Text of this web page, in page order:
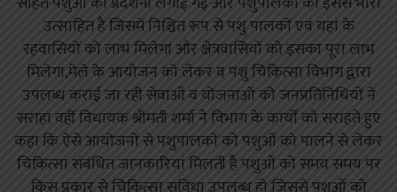
उत्साहित है जिसमें निश्चित रूप से पशु पालकों एवं यहां के
रहवासियों को लाभ मिलेगा और क्षेत्रवासियों को इसका पूरा लाभ
मिलेगा,मेले के आयोजन को लेकर व पशु चिकित्सा विभाग द्वारा
उपलब्ध कराई जा रही सेवाओं व योजनाओं को जनप्रतिनिधियों ने
सराहा वहीं विधायक श्रीमती शर्मा ने विभाग के कार्यों को सराहते हुए
कहा कि ऐसे आयोजनों से पशुपालकों को पशुओं को पालने से लेकर
चिकित्सा संबंधित जानकारियां मिलती है पशुओं को समय समय पर